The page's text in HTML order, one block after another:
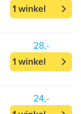
1 winkel
28,-
1 winkel
24,-